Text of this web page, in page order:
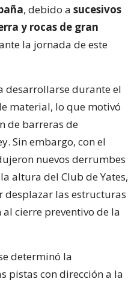
, debido a sucesivos
y rocas de gran
la jornada de este
desarrollarse durante el
material, lo que motivó
de barreras de
Sin embargo, con el
nuevos derrumbes
altura del Club de Yates,
desplazar las estructuras
cierre preventivo de la
determinó la
pistas con dirección a la